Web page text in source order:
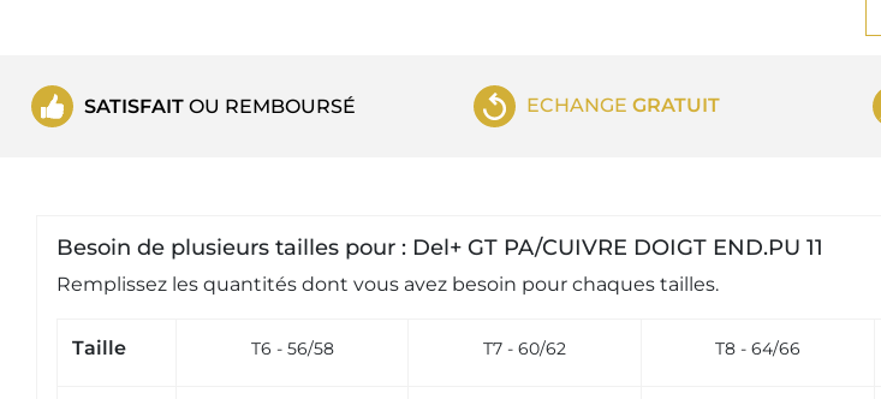
SATISFAITOU REMBOURSÉ ECHANGEGRATUIT
Besoin de plusieurs tailles pour : Del+ GT PA/CUIVRE DOIGT END.PU 11
Remplissez les quantités dont vous avez besoin pour chaques tailles.
Taille T6 - 56/58 T7 - 60/62 T8 - 64/66